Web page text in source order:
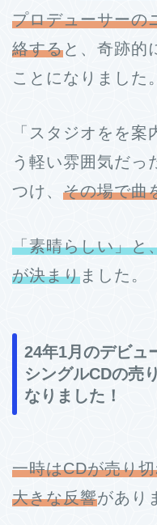
プロデューサーの
絡すると、奇跡的
ことになりました。
「スタジオをを
う軽い雰囲気だっ
つけ、 その場で曲
「素晴らしい」と
が決まりました。
24年1月のデビュ
シングルCDの売
なりました！
一時はCDが売り
大きな反響があり